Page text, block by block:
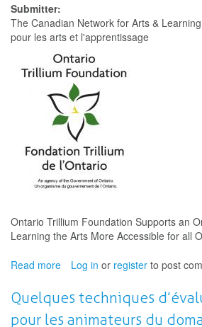
la
création
d’une
ressource
en
ligne
pour
rendre
l’éducation
par
les
arts
tous
les
Submitter:
The Canadian Network for Arts &
pour les arts et l'apprentissage
Ontario Trillium Foundation Supports an
Learning the Arts More Accessible for all
Read more about
Trillium
Foundation
supports
Log in or register to post
Quelques techniques
pour les animateurs du